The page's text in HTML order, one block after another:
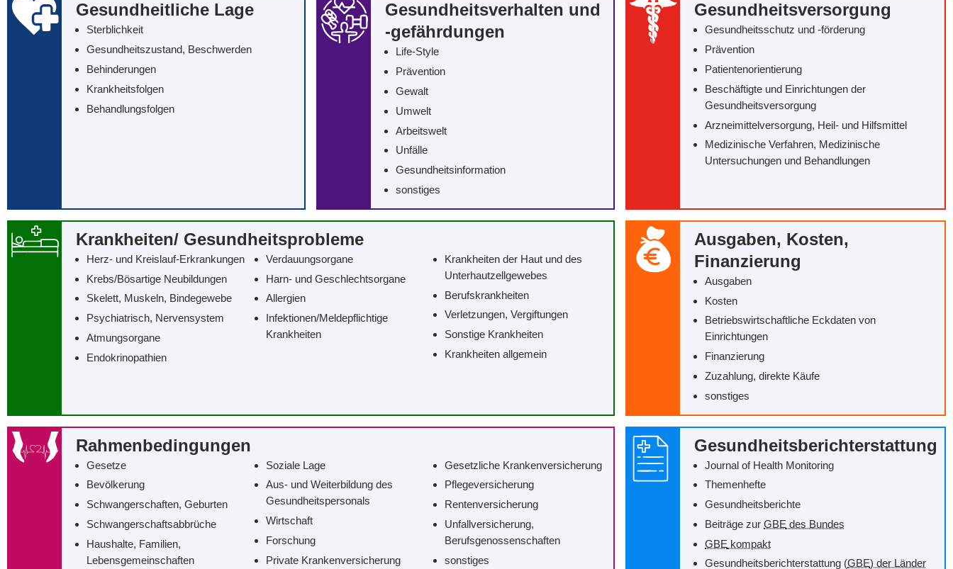
Gesundheitliche Lage
Sterblichkeit
Gesundheitszustand, Beschwerden
Behinderungen
Krankheitsfolgen
Behandlungsfolgen
Gesundheitsverhalten und
-gefährdungen
Life-Style
Prävention
Gewalt
Umwelt
Arbeitswelt
Unfälle
Gesundheitsinformation
sonstiges
Gesundheitsversorgung
Gesundheitsschutz und -förderung
Prävention
Patientenorientierung
Beschäftigte und Einrichtungen der
Gesundheitsversorgung
Arzneimittelversorgung, Heil- und Hilfsmittel
Medizinische Verfahren, Medizinische
Untersuchungen und Behandlungen
Krankheiten/‌ Gesundheitsprobleme
Herz- und Kreislauf-Erkrankungen
Krebs/‌Bösartige Neubildungen
Skelett, Muskeln, Bindegewebe
Psychiatrisch, Nervensystem
Atmungsorgane
Endokrinopathien
Verdauungsorgane
Harn- und Geschlechtsorgane
Allergien
Infektionen/‌Meldepflichtige
Krankheiten
Krankheiten der Haut und des
Unterhautzellgewebes
Berufskrankheiten
Verletzungen, Vergiftungen
Sonstige Krankheiten
Krankheiten allgemein
Ausgaben, Kosten,
Finanzierung
Ausgaben
Kosten
Betriebswirtschaftliche Eckdaten von
Einrichtungen
Finanzierung
Zuzahlung, direkte Käufe
sonstiges
Rahmenbedingungen
Gesetze
Bevölkerung
Schwangerschaften, Geburten
Schwangerschaftsabbrüche
Haushalte, Familien,
Lebensgemeinschaften
Soziale Lage
Aus- und Weiterbildung des
Gesundheitspersonals
Wirtschaft
Forschung
Private Krankenversicherung
Gesetzliche Krankenversicherung
Pflegeversicherung
Rentenversicherung
Unfallversicherung,
Berufsgenossenschaften
sonstiges
Gesundheitsberichterstattung
Journal of Health Monitoring
Themenhefte
Gesundheitsberichte
Beiträge zur GBE des Bundes
GBE kompakt
Gesundheitsberichterstattung (GBE) der Länder